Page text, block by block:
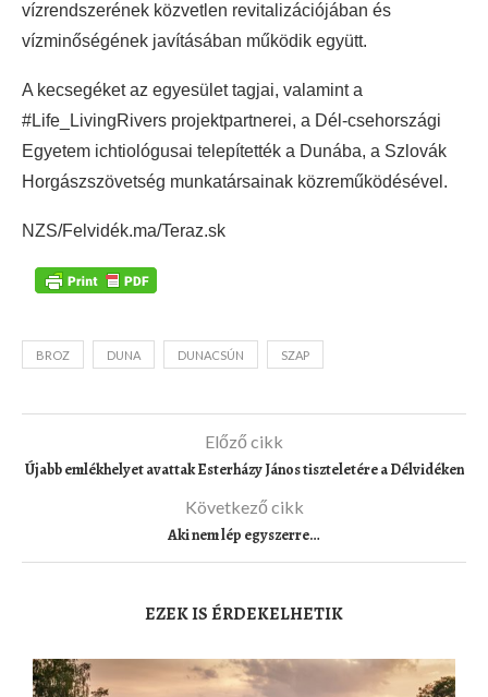
vízrendszerének közvetlen revitalizációjában és
vízminőségének javításában működik együtt.
A kecsegéket az egyesület tagjai, valamint a
#Life_LivingRivers projektpartnerei, a Dél-csehországi
Egyetem ichtiológusai telepítették a Dunába, a Szlovák
Horgászszövetség munkatársainak közreműködésével.
NZS/Felvidék.ma/Teraz.sk
BROZ DUNA DUNACSÚN SZAP
Előző cikk
Újabb emlékhelyet avattak Esterházy János tiszteletére a Délvidéken
Következő cikk
Aki nem lép egyszerre…
EZEK IS ÉRDEKELHETIK